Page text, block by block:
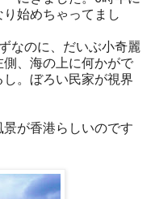
始めちゃってまし
なのに、だいぶ小奇麗
、海の上に何かがで
。ぼろい民家が視界
が香港らしいのです